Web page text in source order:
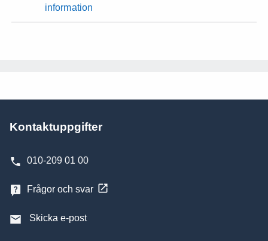
information
Kontaktuppgifter
010-209 01 00
Frågor och svar
Skicka e-post